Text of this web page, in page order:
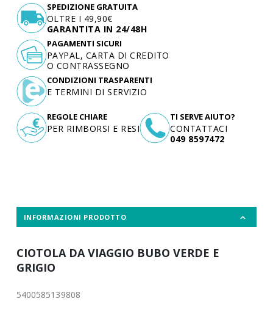
SPEDIZIONE GRATUITA
OLTRE I 49,90€
GARANTITA IN 24/48H
TI SERVE AIUTO?
CONTATTACI
049 8597472
PAGAMENTI SICURI
PAYPAL, CARTA DI CREDITO
O CONTRASSEGNO
CONDIZIONI TRASPARENTI
E TERMINI DI SERVIZIO
REGOLE CHIARE
PER RIMBORSI E RESI
INFORMAZIONI PRODOTTO
CIOTOLA DA VIAGGIO BUBO VERDE E
GRIGIO
5400585139808